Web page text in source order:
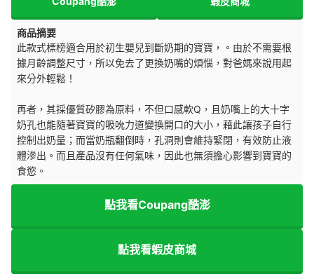
商品摘要
此款式標榜適合用於初生嬰兒到斷奶期的寶寶，。由於不需要根
據月齡調整尺寸，所以免去了更換奶嘴的煩惱，對爸媽來說用起
來分外輕鬆！
再者，其採優質矽膠為原料，不但口感軟Q，且奶嘴上的大十字
奶孔也能隨著寶寶的吸吮力道變換開口的大小，藉此讓孩子自行
控制出奶量；而當奶瓶翻倒時，孔洞則會維持緊閉，有效防止液
體滲出。而且產品沒有任何氣味，因此也無須擔心影響到寶寶的
食慾。
點我看Coupang酷澎
點我看蝦皮商城